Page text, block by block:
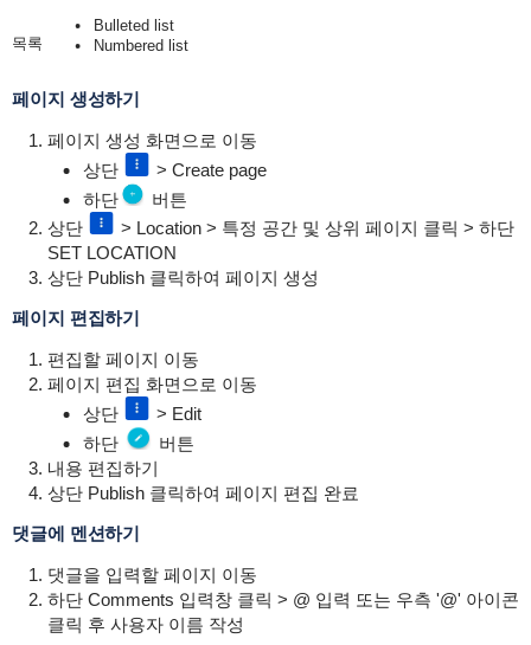
목록
Bulleted list
Numbered list
페이지 생성하기
페이지 생성 화면으로 이동
상단
> Create page
하단
버튼
상단
> Location > 특정 공간 및 상위 페이지 클릭 > 하단
SET LOCATION
상단 Publish 클릭하여 페이지 생성
페이지 편집하기
편집할 페이지 이동
페이지 편집 화면으로 이동
상단
> Edit
하단
버튼
내용 편집하기
상단 Publish 클릭하여 페이지 편집 완료
댓글에 멘션하기
댓글을 입력할 페이지 이동
하단 Comments 입력창 클릭 > @ 입력 또는 우측 '@' 아이콘
클릭 후 사용자 이름 작성